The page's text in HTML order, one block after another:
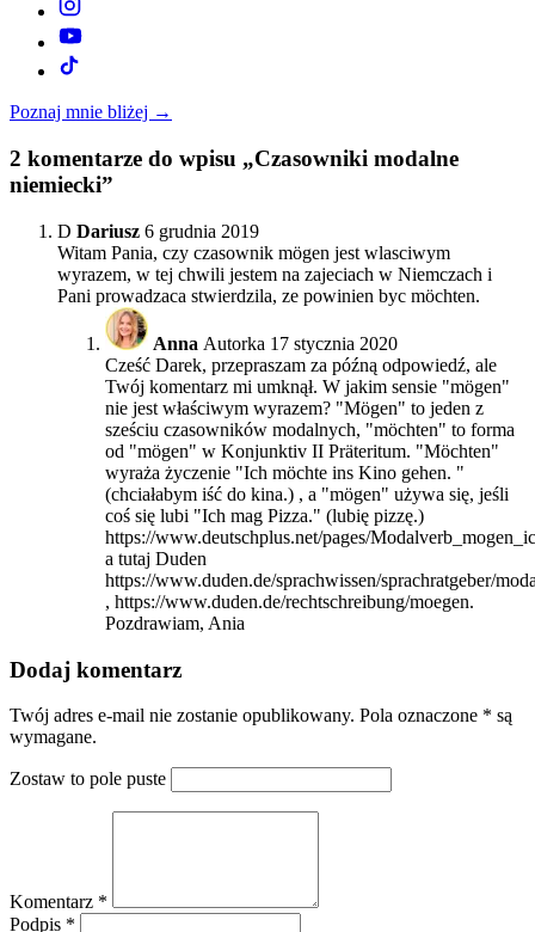
Poznaj mnie bliżej →
2 komentarze do wpisu „Czasowniki modalne
niemiecki”
D Dariusz 6 grudnia 2019
Witam Pania, czy czasownik mögen jest wlasciwym
wyrazem, w tej chwili jestem na zajeciach w Niemczach i
Pani prowadzaca stwierdzila, ze powinien byc möchten.
Anna Autorka 17 stycznia 2020
Cześć Darek, przepraszam za późną odpowiedź, ale
Twój komentarz mi umknął. W jakim sensie "mögen"
nie jest właściwym wyrazem? "Mögen" to jeden z
sześciu czasowników modalnych, "möchten" to forma
od "mögen" w Konjunktiv II Präteritum. "Möchten"
wyraża życzenie "Ich möchte ins Kino gehen. "
(chciałabym iść do kina.) , a "mögen" używa się, jeśli
coś się lubi "Ich mag Pizza." (lubię pizzę.)
https://www.deutschplus.net/pages/
a tutaj Duden
https://www.duden.de/sprachwissen/sprachratgeber/
, https://www.duden.de/rechtschreibung/moegen.
Pozdrawiam, Ania
Dodaj komentarz
Twój adres e-mail nie zostanie opublikowany. Pola oznaczone * są
wymagane.
Zostaw to pole puste
Komentarz *
Podpis *